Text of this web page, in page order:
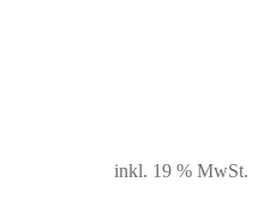
inkl. 19 % MwSt.